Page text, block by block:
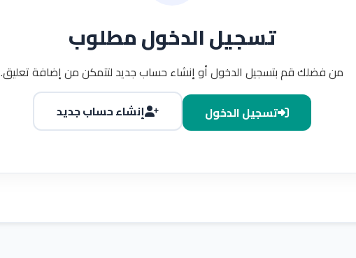
تسجيل الدخول مطلوب
من فضلك قم بتسجيل الدخول أو إنشاء حساب جديد لتتمكن من إضافة تعليق.
تسجيل الدخول
إنشاء حساب جديد